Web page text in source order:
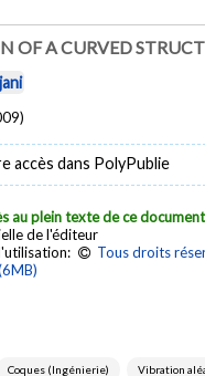
OF A CURVED
accès dans PolyPublie
au plein texte de ce document
de l'éditeur
Tous droits
Coques (Ingénierie) Vibration